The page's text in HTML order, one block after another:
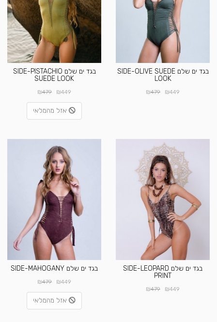
בגד ים שלם SIDE-OLIVE SUEDE
LOOK
₪449
₪479
בגד ים שלם SIDE-PISTACHIO
SUEDE LOOK
₪449
₪479
אזל מהמלאי
בגד ים שלם SIDE-LEOPARD
PRINT
₪449
₪479
בגד ים שלם SIDE-MAHOGANY
₪449
₪479
אזל מהמלאי